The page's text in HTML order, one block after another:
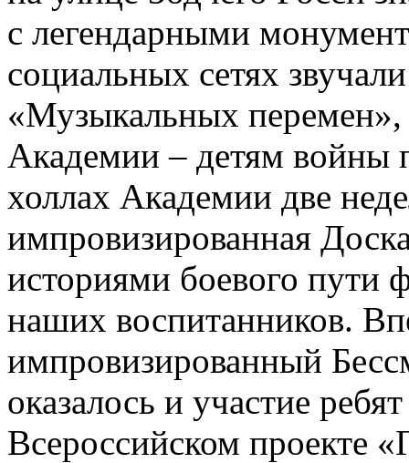
c легендарными
социальных сетях
«Музыкальных
Академии – детям войны
холлах Академии две
импровизированная
историями боевого пути
наших воспитанников.
импровизированный
оказалось и участие
Всероссийском проекте